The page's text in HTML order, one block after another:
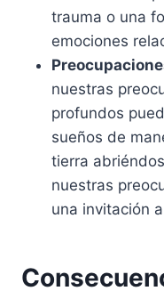
trauma o una
emociones
nuestras
profundos
sueños de
tierra
nuestras
una invitación